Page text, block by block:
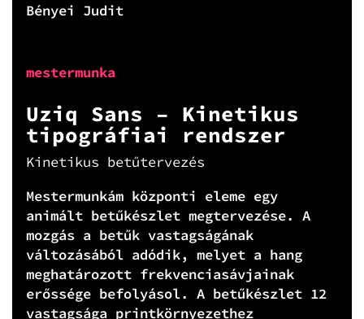
Bényei Judit
mestermunka
Uziq Sans – Kinetikus
tipográfiai rendszer
Kinetikus betűtervezés
Mestermunkám központi eleme egy
animált betűkészlet megtervezése. A
mozgás a betűk vastagságának
változásából adódik, melyet a hang
meghatározott frekvenciasávjainak
erőssége befolyásol. A betűkészlet 12
vastagsága printkörnyezethez